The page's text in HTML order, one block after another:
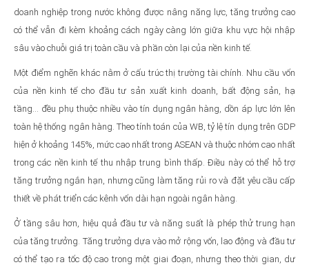
doanh nghiệp trong nước không được nâng năng lực, tăng trưởng cao
có thể vẫn đi kèm khoảng cách ngày càng lớn giữa khu vực hội nhập
sâu vào chuỗi giá trị toàn cầu và phần còn lại của nền kinh tế.
Một điểm nghẽn khác nằm ở cấu trúc thị trường tài chính. Nhu cầu vốn
của nền kinh tế cho đầu tư sản xuất kinh doanh, bất động sản, hạ
tầng… đều phụ thuộc nhiều vào tín dụng ngân hàng, dồn áp lực lớn lên
toàn hệ thống ngân hàng. Theo tính toán của WB, tỷ lệ tín dụng trên GDP
hiện ở khoảng 145%, mức cao nhất trong ASEAN và thuộc nhóm cao nhất
trong các nền kinh tế thu nhập trung bình thấp. Điều này có thể hỗ trợ
tăng trưởng ngắn hạn, nhưng cũng làm tăng rủi ro và đặt yêu cầu cấp
thiết về phát triển các kênh vốn dài hạn ngoài ngân hàng.
Ở tầng sâu hơn, hiệu quả đầu tư và năng suất là phép thử trung hạn
của tăng trưởng. Tăng trưởng dựa vào mở rộng vốn, lao động và đầu tư
có thể tạo ra tốc độ cao trong một giai đoạn, nhưng theo thời gian, dư